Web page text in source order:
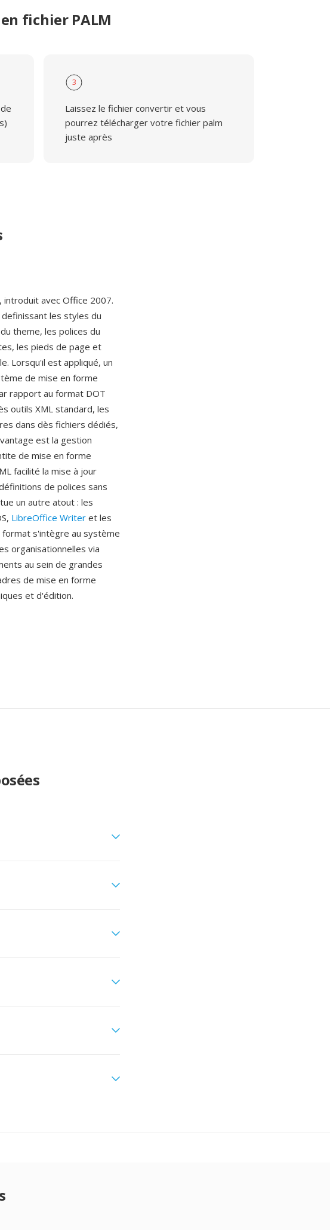
fichier PALM
3
Laissez le fichier convertir et vous
pourrez télécharger votre fichier palm
juste après
, introduit avec Office 2007.
les styles du
theme, les polices du
les pieds de page et
Lorsqu'il est appliqué, un
de mise en forme
rapport au format DOT
outils XML standard, les
dans dès fichiers dédiés,
est la gestion
de mise en forme
facilité la mise à jour
de polices sans
un autre atout : les
LibreOffice Writer et les
format s'intègre au système
organisationnelles via
au sein de grandes
de mise en forme
et d'édition.